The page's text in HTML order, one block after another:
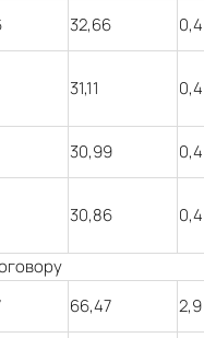
32,66 0,4
31,11 0,4
30,99 0,4
30,86 0,4
66,47 2,9